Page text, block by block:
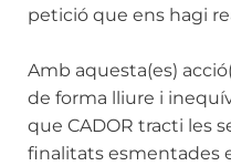
petició que ens hagi
Amb aquesta(es)
de forma lliure i
que CADOR tracti les
finalitats esmentades